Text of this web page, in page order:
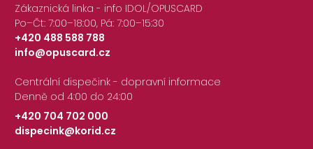
Zákaznická linka - info IDOL/OPUSCARD
Po–Čt: 7:00–18:00, Pá: 7:00–15:30
+420 488 588 788
|
info@opuscard.cz
Centrální dispečink - dopravní informace
Denně od 4:00 do 24:00
+420 704 702 000
|
dispecink@korid.cz